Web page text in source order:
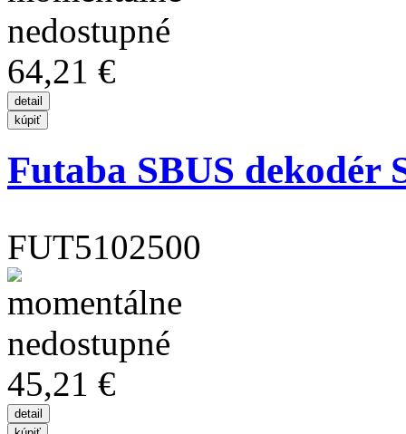
64,21 €
Futaba SBUS dekodér
FUT5102500
45,21 €